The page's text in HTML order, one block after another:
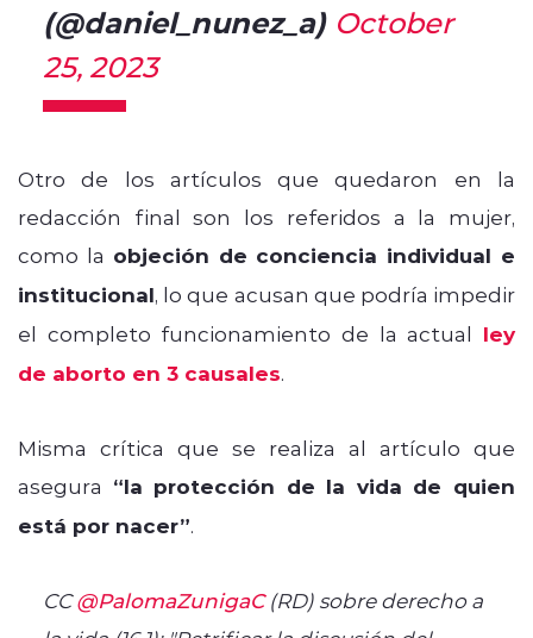
(@daniel_nunez_a) October
25, 2023
Otro de los artículos que quedaron en la
redacción final son los referidos a la mujer,
como la objeción de conciencia individual e
institucional, lo que acusan que podría impedir
el completo funcionamiento de la actual ley
de aborto en 3 causales.
Misma crítica que se realiza al artículo que
asegura “la protección de la vida de quien
está por nacer”.
CC@PalomaZunigaC(RD) sobre derecho a